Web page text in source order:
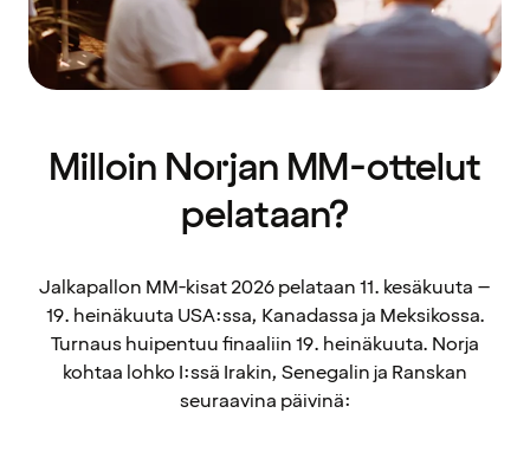
Milloin Norjan MM-ottelut
pelataan?
Jalkapallon MM-kisat 2026 pelataan 11. kesäkuuta –
19. heinäkuuta USA:ssa, Kanadassa ja Meksikossa.
Turnaus huipentuu finaaliin 19. heinäkuuta. Norja
kohtaa lohko I:ssä Irakin, Senegalin ja Ranskan
seuraavina päivinä: